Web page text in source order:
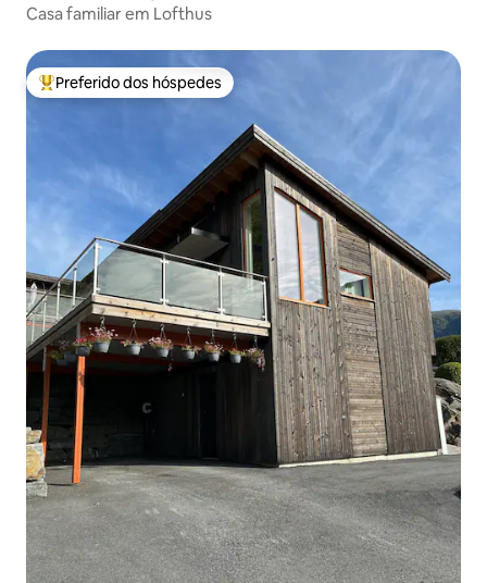
Casa familiar em Lofthus
Entre os melhores preferidos dos hóspedes
Preferido dos hóspedes